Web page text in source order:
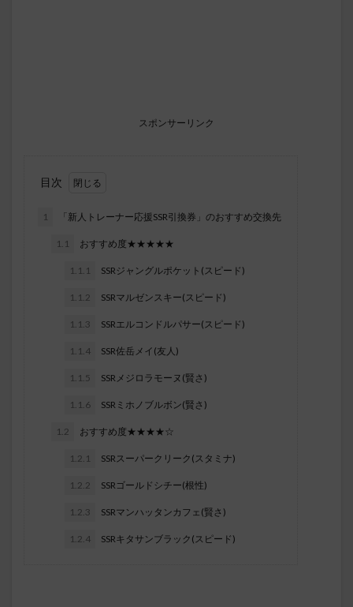
スポンサーリンク
目次
1 「新人トレーナー応援SSR引換券」のおすすめ交換先
1.1 おすすめ度★★★★★
1.1.1 SSRジャングルポケット(スピード)
1.1.2 SSRマルゼンスキー(スピード)
1.1.3 SSRエルコンドルパサー(スピード)
1.1.4 SSR佐岳メイ(友人)
1.1.5 SSRメジロラモーヌ(賢さ)
1.1.6 SSRミホノブルボン(賢さ)
1.2 おすすめ度★★★★☆
1.2.1 SSRスーパークリーク(スタミナ)
1.2.2 SSRゴールドシチー(根性)
1.2.3 SSRマンハッタンカフェ(賢さ)
1.2.4 SSRキタサンブラック(スピード)